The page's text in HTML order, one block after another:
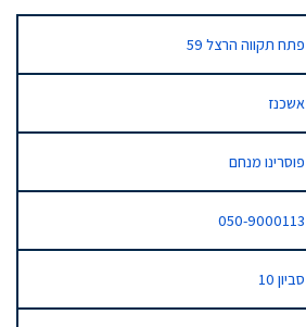
פתח תקווה הרצל 59
אשכנז
פוסרינו מנחם
050-9000113
סביון 10